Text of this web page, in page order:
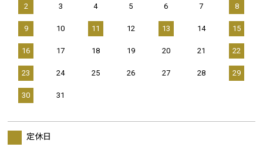
2 3 4 5 6 7 8
9 10 11 12 13 14 15
16 17 18 19 20 21 22
23 24 25 26 27 28 29
30 31
定休日